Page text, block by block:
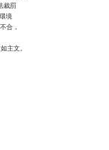
裁罰
境
合，
主文。